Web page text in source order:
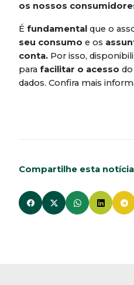
os nossos
É fundamental que o
seu consumo e os
conta. Por isso,
para facilitar o acesso
dados. Confira mais
Compartilhe esta notícia